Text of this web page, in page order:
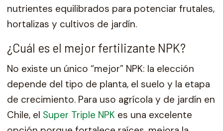
nutrientes equilibrados para potenciar frutales,
hortalizas y cultivos de jardín.
¿Cuál es el mejor fertilizante NPK?
No existe un único “mejor” NPK: la elección
depende del tipo de planta, el suelo y la etapa
de crecimiento. Para uso agrícola y de jardín en
Chile, el Super Triple NPK es una excelente